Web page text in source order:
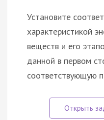
Установите
характеристикой
веществ и его
данной в первом
соответствующую